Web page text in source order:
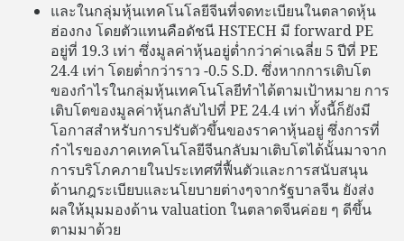
และในกลุ่มหุ้นเทคโนโลยีจีนที่จดทะเบียนในตลาดหุ้น
ฮ่องกง โดยตัวแทนคือดัชนี HSTECH มี forward PE
อยู่ที่ 19.3 เท่า ซึ่งมูลค่าหุ้นอยู่ต่ำกว่าค่าเฉลี่ย 5 ปีที่ PE
24.4 เท่า โดยต่ำกว่าราว -0.5 S.D. ซึ่งหากการเติบโต
ของกำไรในกลุ่มหุ้นเทคโนโลยีทำได้ตามเป้าหมาย การ
เติบโตของมูลค่าหุ้นกลับไปที่ PE 24.4 เท่า ทั้งนี้ก็ยังมี
โอกาสสำหรับการปรับตัวขึ้นของราคาหุ้นอยู่ ซึ่งการที่
กำไรของภาคเทคโนโลยีจีนกลับมาเติบโตได้นั้นมาจาก
การบริโภคภายในประเทศที่ฟื้นตัวและการสนับสนุน
ด้านกฎระเบียบและนโยบายต่างๆจากรัฐบาลจีน ยังส่ง
ผลให้มุมมองด้าน valuation ในตลาดจีนค่อย ๆ ดีขึ้น
ตามมาด้วย